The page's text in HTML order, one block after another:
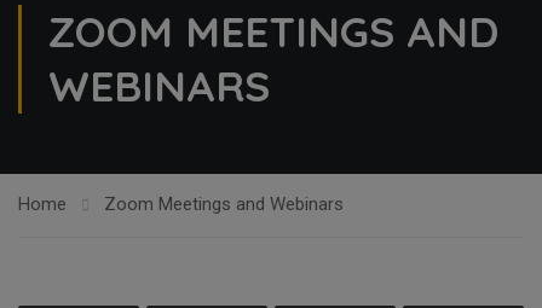
ZOOM MEETINGS AND
WEBINARS
Home Zoom Meetings and Webinars